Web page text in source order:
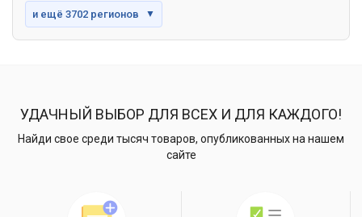
и ещё 3702 регионов ▼
УДАЧНЫЙ ВЫБОР ДЛЯ ВСЕХ И ДЛЯ КАЖДОГО!
Найди свое среди тысяч товаров, опубликованных на нашем
сайте